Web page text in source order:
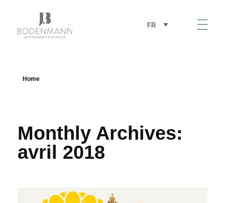
FR
Home
Monthly Archives:
avril 2018